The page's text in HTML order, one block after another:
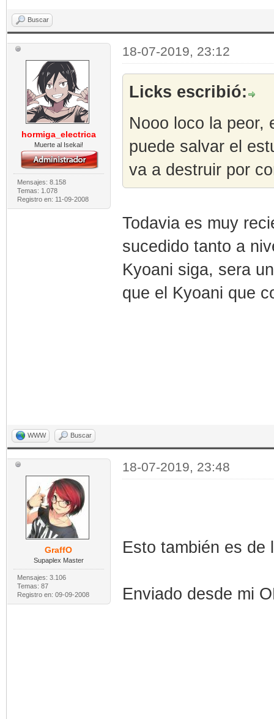
Buscar
hormiga_electrica
Muerte al Isekai!
Mensajes: 8.158
Temas: 1.078
Registro en: 11-09-2008
18-07-2019, 23:12
Licks escribió:
Nooo loco la peor,
puede salvar el
va a destruir por
Todavia es muy
sucedido tanto a
Kyoani siga, sera
que el Kyoani que
WWW Buscar
GraffO
Supaplex Master
Mensajes: 3.106
Temas: 87
Registro en: 09-09-2008
18-07-2019, 23:48
Esto también es de
Enviado desde mi